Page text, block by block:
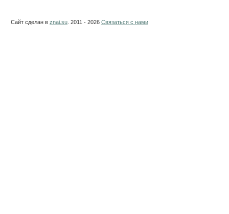
Сайт сделан в znai.su . 2011 - 2026 Связаться с нами